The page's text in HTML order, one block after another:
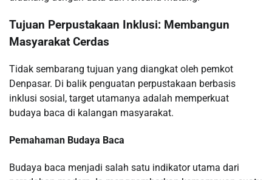
Tujuan Perpustakaan Inklusi: Membangun
Masyarakat Cerdas
Tidak sembarang tujuan yang diangkat oleh pemkot
Denpasar. Di balik penguatan perpustakaan berbasis
inklusi sosial, target utamanya adalah memperkuat
budaya baca di kalangan masyarakat.
Pemahaman Budaya Baca
Budaya baca menjadi salah satu indikator utama dari